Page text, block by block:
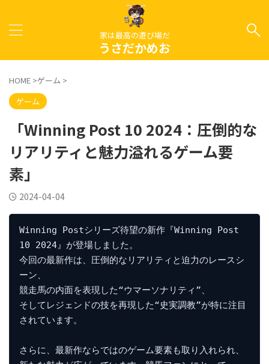
家は最高の遊び場だ
うさだかめお
HOME >ゲーム >
ゲーム
「Winning Post 10 2024：圧倒的な
リアリティと魅力溢れるゲーム要
素」
2024-04-04
Winning Postシリーズ待望の新作『Winning Post
10 2024』が登場しました。
今回の最新作は、圧倒的なリアリティと迫力のレースシ
ーン、
競走馬の内面を表現した“ウマーソナリティ”、
そしてレジェンドの技を再現した“史実調教”が特に注目
されています。
さらに、最新作ならではのゲーム要素も取り入れられ、